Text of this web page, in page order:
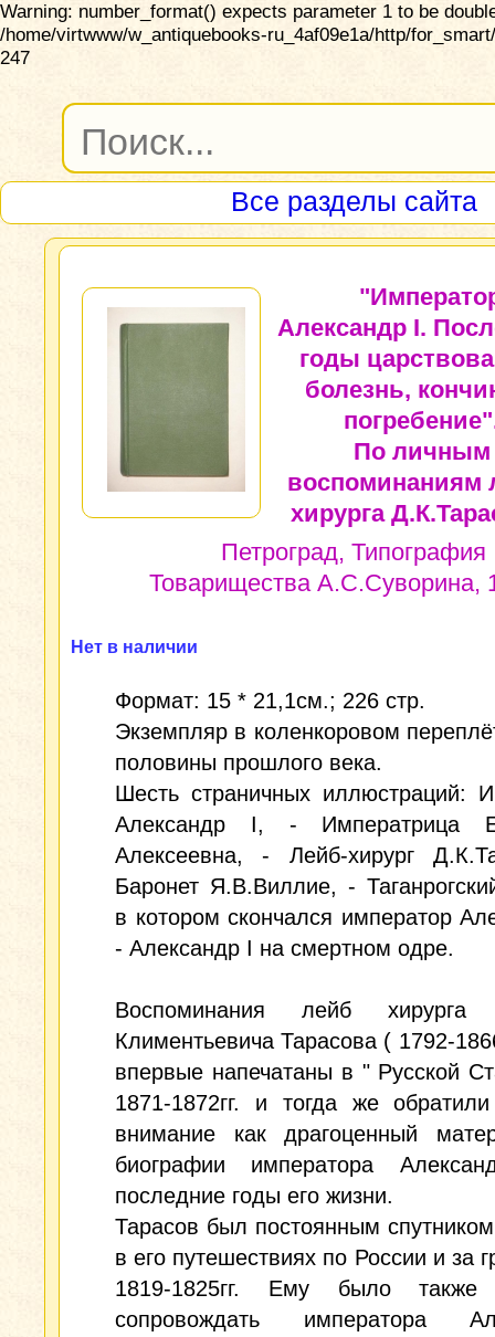
Warning: number_format() expects parameter 1 to be
/home/virtwww/w_antiquebooks-ru_4af09e1a/http/
247
Все разделы сайта
Александр I.
годы
болезнь,
По личным
воспоминаниям
хирурга
Петроград, Типография
Товарищества А.С.Суворина,
Нет в наличии
Формат: 15 * 21,1см.; 226 стр.
Экземпляр в коленкоровом
половины прошлого века.
Шесть страничных иллюстраций:
Александр I, - Императрица
Алексеевна, - Лейб-хирург
Баронет Я.В.Виллие, -
в котором скончался император
- Александр I на смертном одре.
Воспоминания лейб хирурга
Климентьевича Тарасова ( 1792-
впервые напечатаны в " Русской
1871-1872гг. и тогда же
внимание как драгоценный
биографии императора
последние годы его жизни.
Тарасов был постоянным спутником
в его путешествиях по России и за
1819-1825гг. Ему было также
сопровождать императора